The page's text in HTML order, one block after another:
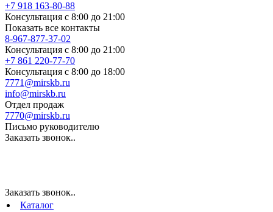
+7 918 163-80-88
Консультация с 8:00 до 21:00
Показать все контакты
8-967-877-37-02
Консультация с 8:00 до 21:00
+7 861 220-77-70
Консультация с 8:00 до 18:00
7771@mirskb.ru
info@mirskb.ru
Отдел продаж
7770@mirskb.ru
Письмо руководителю
Заказать звонок..
Заказать звонок..
Каталог